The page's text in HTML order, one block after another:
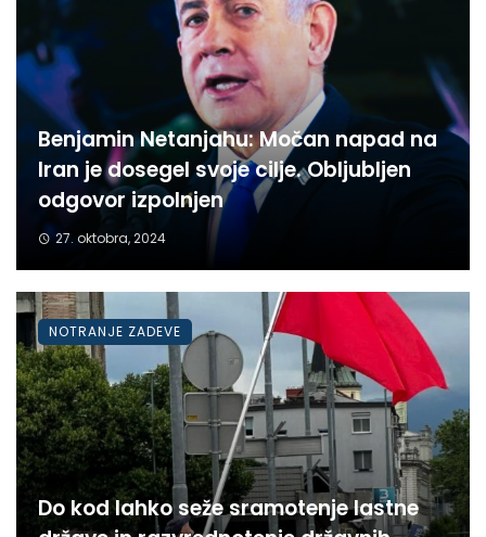
Benjamin Netanjahu: Močan napad na
Iran je dosegel svoje cilje. Obljubljen
odgovor izpolnjen
27. oktobra, 2024
Do kod lahko seže sramotenje lastne
NOTRANJE ZADEVE